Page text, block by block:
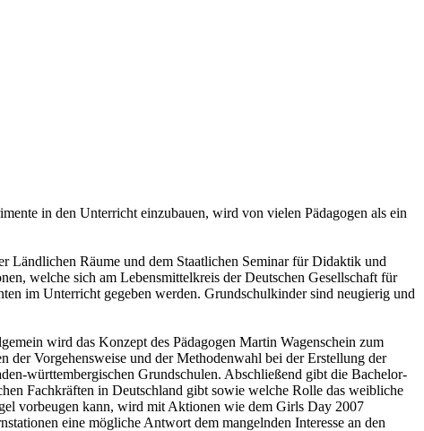
in den Unterricht einzubauen, wird von vielen Pädagogen als ein
Ländlichen Räume und dem Staatlichen Seminar für Didaktik und
welche sich am Lebensmittelkreis der Deutschen Gesellschaft für
im Unterricht gegeben werden. Grundschulkinder sind neugierig und
wird das Konzept des Pädagogen Martin Wagenschein zum
Vorgehensweise und der Methodenwahl bei der Erstellung der
württembergischen Grundschulen. Abschließend gibt die Bachelor-
Fachkräften in Deutschland gibt sowie welche Rolle das weibliche
vorbeugen kann, wird mit Aktionen wie dem Girls Day 2007
eine mögliche Antwort dem mangelnden Interesse an den